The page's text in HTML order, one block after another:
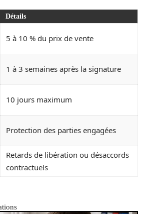
Détails
5 à 10 % du prix de vente
1 à 3 semaines après la signature
10 jours maximum
Protection des parties engagées
Retards de libération ou désaccords
contractuels